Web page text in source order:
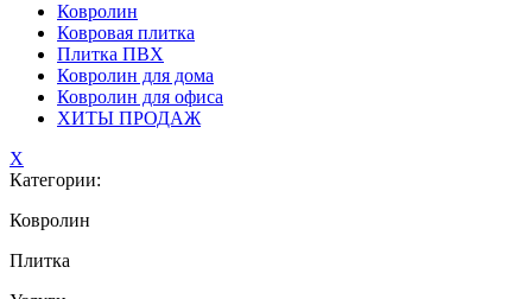
Ковролин
Ковровая плитка
Плитка ПВХ
Ковролин для дома
Ковролин для офиса
ХИТЫ ПРОДАЖ
X
Категории:
Ковролин
Плитка